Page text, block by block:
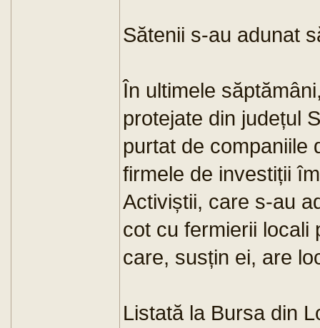
Sătenii s-au adunat
În ultimele
protejate din județul
purtat de companiile
firmele de investiții
Activiștii, care s-au
cot cu fermierii locali
care, susțin ei, are
Listată la Bursa din